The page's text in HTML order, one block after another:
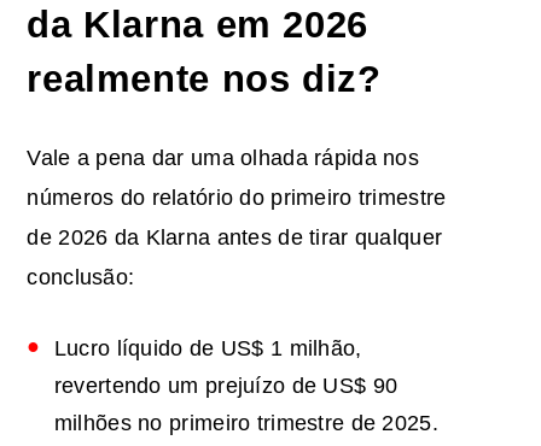
da Klarna em 2026
realmente nos diz?
Vale a pena dar uma olhada rápida nos
números do relatório do primeiro trimestre
de 2026 da Klarna antes de tirar qualquer
conclusão:
Lucro líquido de US$ 1 milhão,
revertendo um prejuízo de US$ 90
milhões no primeiro trimestre de 2025.